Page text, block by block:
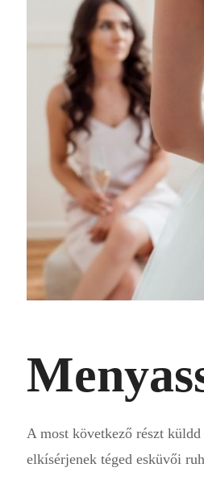
A most következő részt
elkísérjenek téged esküvői